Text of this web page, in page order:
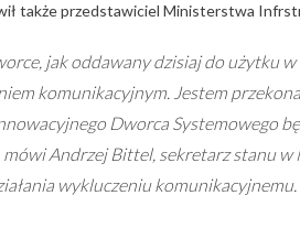
także przedstawiciel Ministerstwa
jak oddawany dzisiaj do użytku
komunikacyjnym. Jestem
Dworca Systemowego
mówi Andrzej Bittel, sekretarz stanu
wykluczeniu komunikacyjnemu.